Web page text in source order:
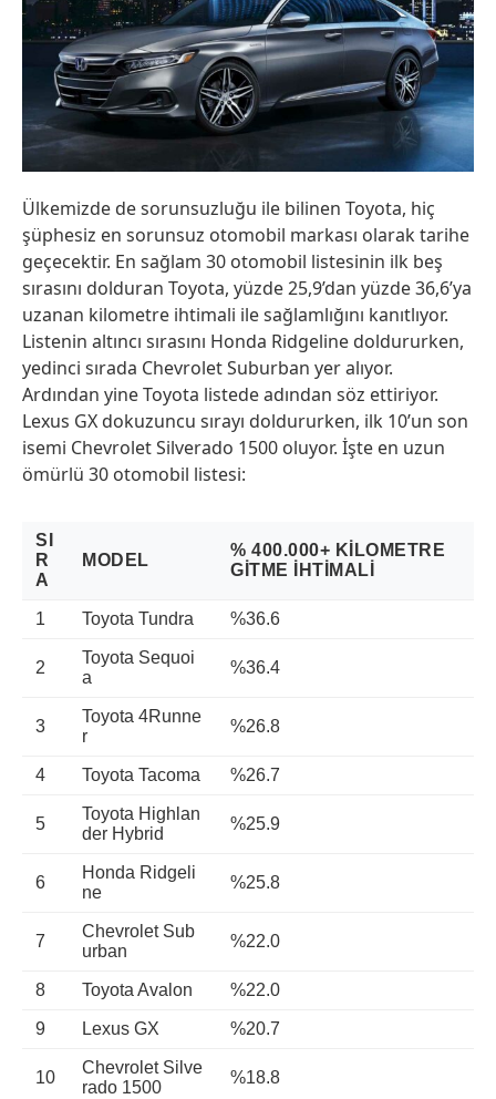
Ülkemizde de sorunsuzluğu ile bilinen Toyota, hiç
şüphesiz en sorunsuz otomobil markası olarak tarihe
geçecektir. En sağlam 30 otomobil listesinin ilk beş
sırasını dolduran Toyota, yüzde 25,9’dan yüzde 36,6’ya
uzanan kilometre ihtimali ile sağlamlığını kanıtlıyor.
Listenin altıncı sırasını Honda Ridgeline doldururken,
yedinci sırada Chevrolet Suburban yer alıyor.
Ardından yine Toyota listede adından söz ettiriyor.
Lexus GX dokuzuncu sırayı doldururken, ilk 10’un son
isemi Chevrolet Silverado 1500 oluyor. İşte en uzun
ömürlü 30 otomobil listesi:
SI
R
A
MODEL
% 400.000+ KILOMETRE
GITME İHTIMALI
1 Toyota Tundra %36.6
2
Toyota Sequoi
a
%36.4
3
Toyota 4Runne
r
%26.8
4 Toyota Tacoma %26.7
5
Toyota Highlan
der Hybrid
%25.9
6
Honda Ridgeli
ne
%25.8
7
Chevrolet Sub
urban
%22.0
8 Toyota Avalon %22.0
9 Lexus GX %20.7
10
Chevrolet Silve
rado 1500
%18.8